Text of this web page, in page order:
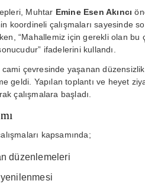
Muhtar Emine Esen Akıncı
koordineli çalışmaları sayesinde
“Mahallemiz için gerekli olan bu
ifadelerini kullandı.
çevresinde yaşanan
geldi. Yapılan toplantı ve heyet
çalışmalara başladı.
kapsamında;
düzenlemeleri
yenilenmesi